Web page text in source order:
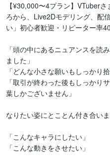
【¥30,000〜4プラン】VTuber
ろから、Live2Dモデリング、配
い」初心者歓迎・リピーター率
「頭の中にあるニュアンスを読
ました」
「どんな小さな願いもしっかり
「取引が終わった後もしっかり
葉しかございません」
なりたい姿にとことん付き合いま
「こんなキャラにしたい」
「こんな動きをさせたい」